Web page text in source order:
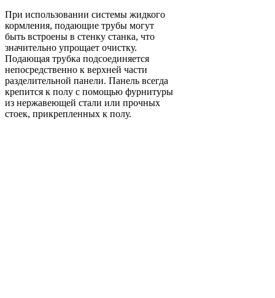
При использовании системы жидкого
кормления, подающие трубы могут
быть встроены в стенку станка, что
значительно упрощает очистку.
Подающая трубка подсоединяется
непосредственно к верхней части
разделительной панели. Панель всегда
крепится к полу с помощью фурнитуры
из нержавеющей стали или прочных
стоек, прикрепленных к полу.